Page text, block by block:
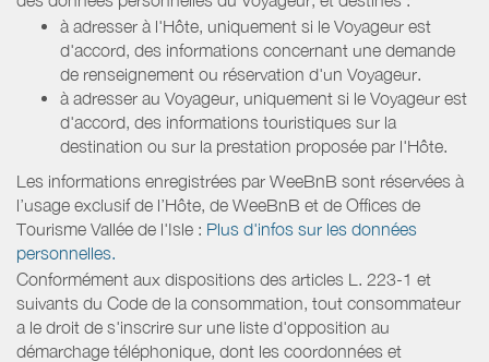
à adresser à l'Hôte, uniquement si le Voyageur est
d'accord, des informations concernant une demande
de renseignement ou réservation d'un Voyageur.
à adresser au Voyageur, uniquement si le Voyageur est
d'accord, des informations touristiques sur la
destination ou sur la prestation proposée par l'Hôte.
Les informations enregistrées par WeeBnB sont réservées à
l’usage exclusif de l’Hôte, de WeeBnB et de Offices de
Tourisme Vallée de l'Isle : Plus d'infos sur les données
personnelles.
Conformément aux dispositions des articles L. 223-1 et
suivants du Code de la consommation, tout consommateur
a le droit de s'inscrire sur une liste d'opposition au
démarchage téléphonique, dont les coordonnées et